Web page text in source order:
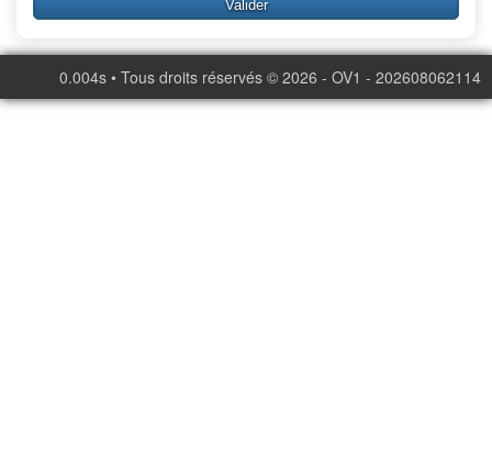
0.004s • Tous droits réservés © 2026 - OV1 - 202608062114